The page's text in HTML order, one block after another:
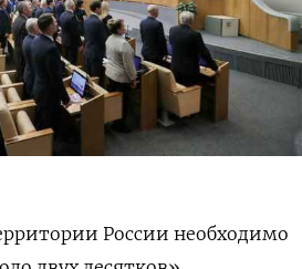
России необходимо